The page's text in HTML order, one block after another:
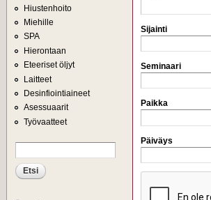
Hiustenhoito
Miehille
SPA
Hierontaan
Eteeriset öljyt
Laitteet
Desinfiointiaineet
Asessuaarit
Työvaatteet
Sijainti
Seminaari
Paikka
Päiväys